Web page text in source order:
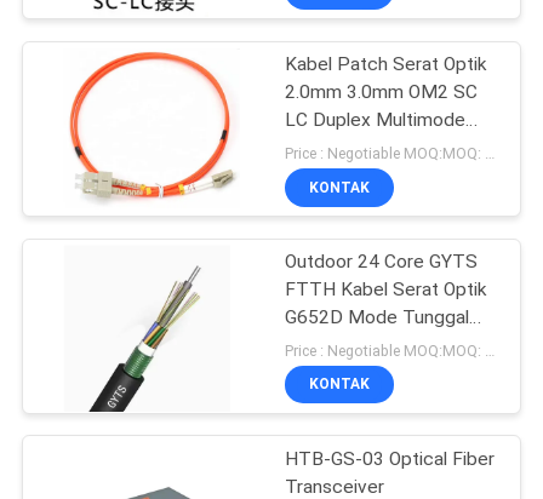
Kotak Distribusi
Serat Optik
71
Panel patch serat
optik
15
Kabel Patch Serat Optik
2.0mm 3.0mm OM2 SC
LC Duplex Multimode
50/125 LSZH PVC
KONTAK
Outdoor 24 Core GYTS
FTTH Kabel Serat Optik
G652D Mode Tunggal
Untuk Komunikasi
KONTAK
HTB-GS-03 Optical Fiber
Transceiver